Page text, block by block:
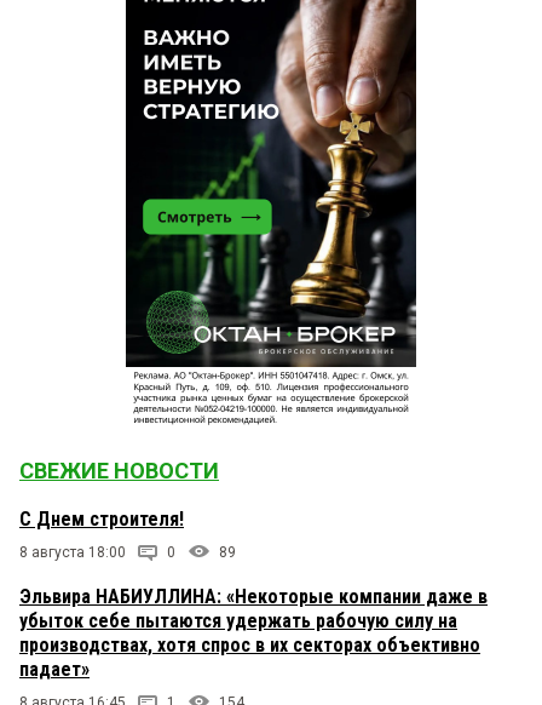
СВЕЖИЕ НОВОСТИ
С Днем строителя!
8 августа 18:00 0 89
Эльвира НАБИУЛЛИНА: «Некоторые компании даже в
убыток себе пытаются удержать рабочую силу на
производствах, хотя спрос в их секторах объективно
падает»